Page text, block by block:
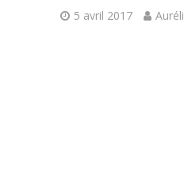
5 avril 2017